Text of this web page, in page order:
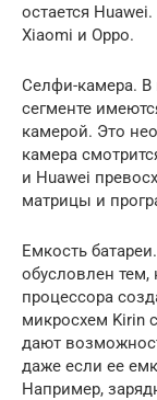
остается
Xiaomi и Oppo.
Селфи-камера. В
сегменте
камерой. Это
камера
и Huawei
матрицы и
Емкость
обусловлен тем,
процессора
микросхем Kirin
дают
даже если ее
Например,